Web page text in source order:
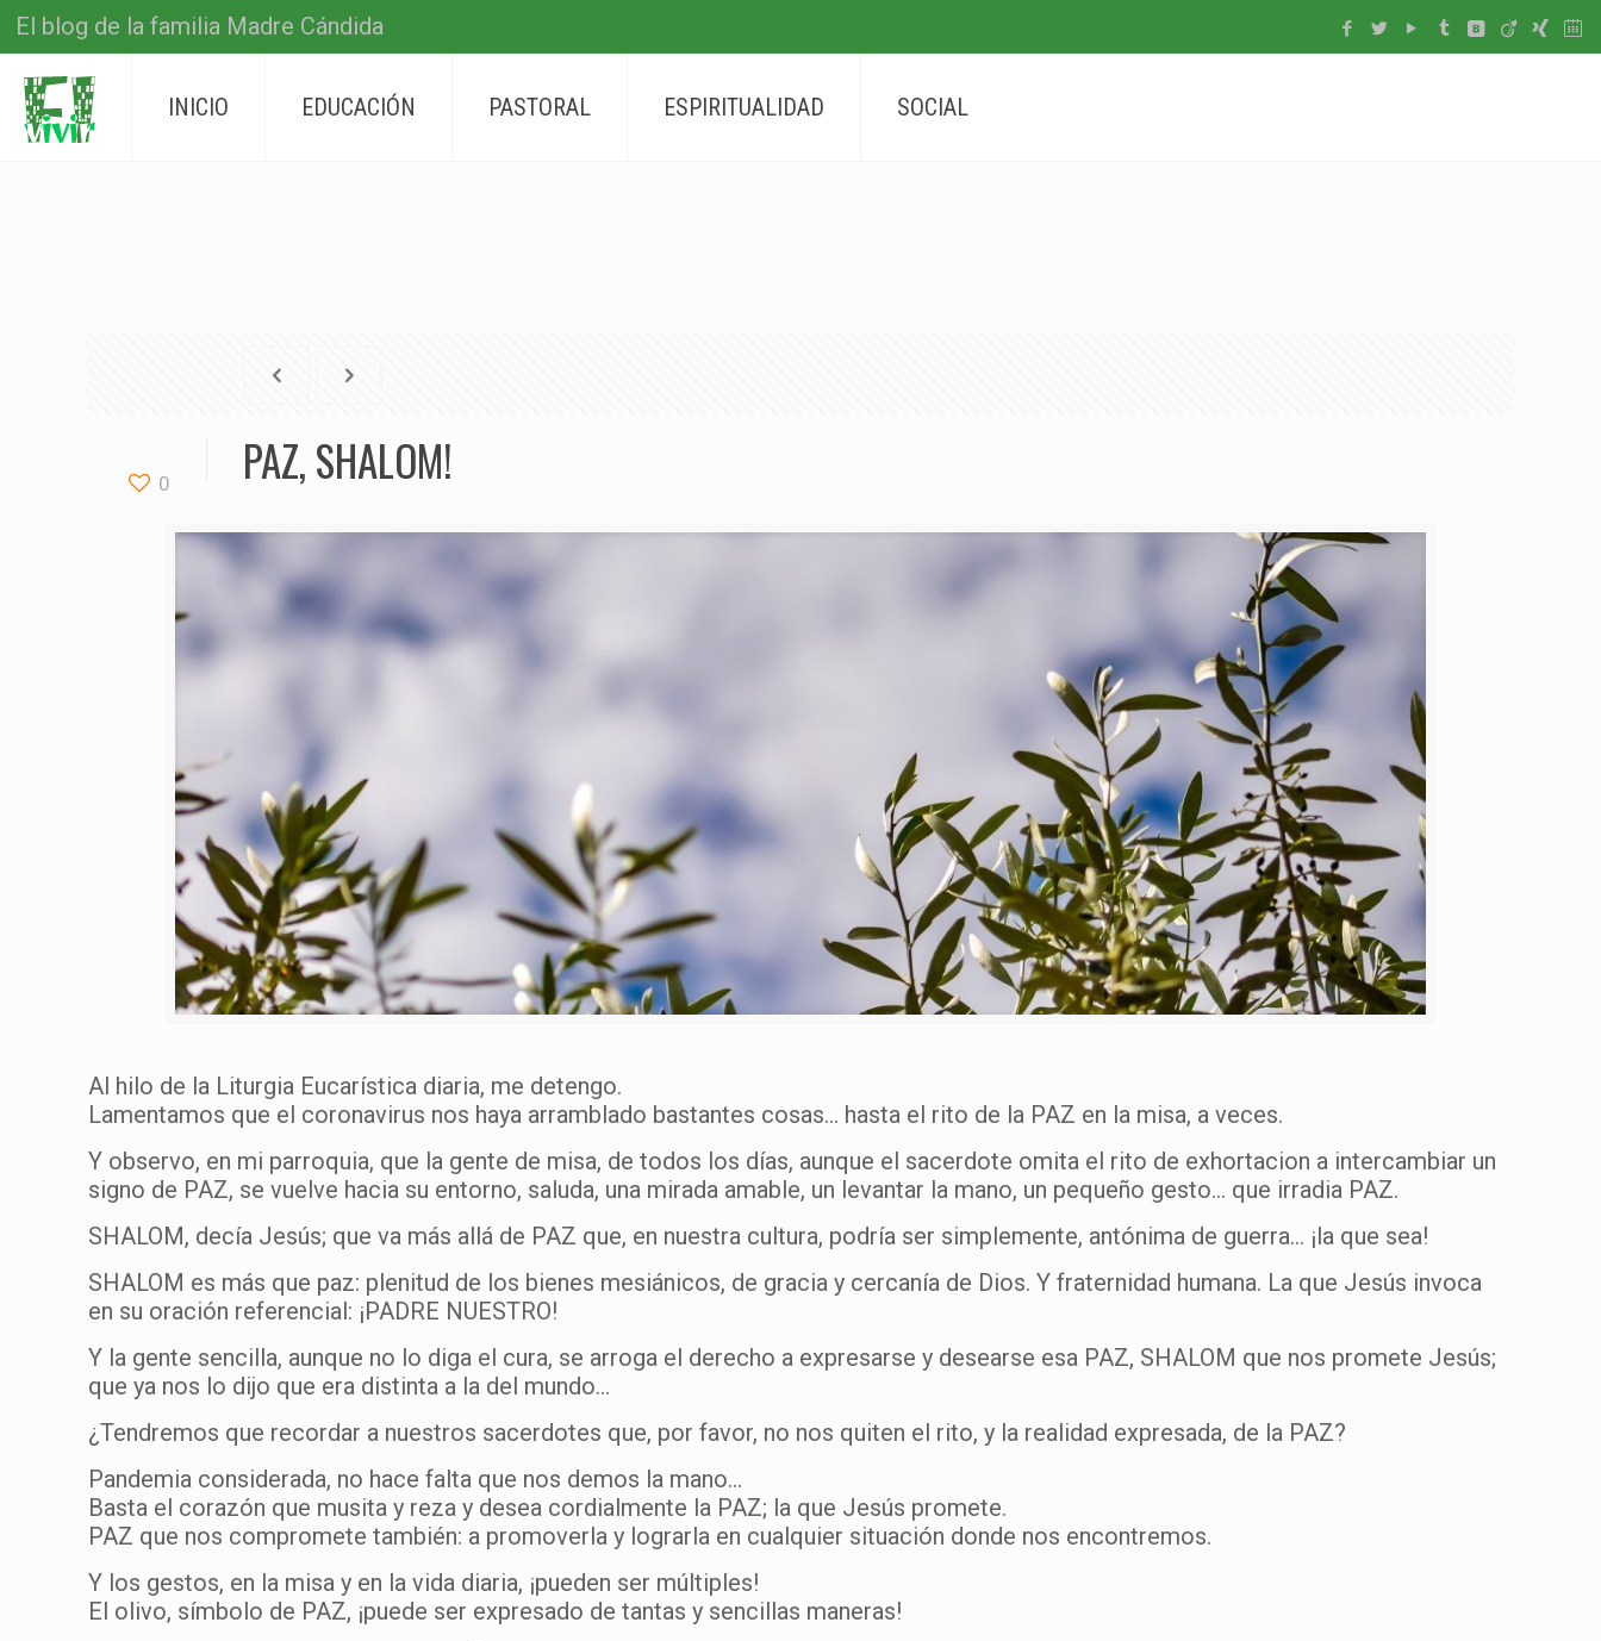
El blog de la familia Madre Cándida
INICIO EDUCACIÓN PASTORAL ESPIRITUALIDAD SOCIAL
0 PAZ, SHALOM!
Al hilo de la Liturgia Eucarística diaria, me detengo.
Lamentamos que el coronavirus nos haya arramblado bastantes cosas… hasta el rito de la PAZ en la misa, a veces.
Y observo, en mi parroquia, que la gente de misa, de todos los días, aunque el sacerdote omita el rito de exhortacion a intercambiar un
signo de PAZ, se vuelve hacia su entorno, saluda, una mirada amable, un levantar la mano, un pequeño gesto… que irradia PAZ.
SHALOM, decía Jesús; que va más allá de PAZ que, en nuestra cultura, podría ser simplemente, antónima de guerra… ¡la que sea!
SHALOM es más que paz: plenitud de los bienes mesiánicos, de gracia y cercanía de Dios. Y fraternidad humana. La que Jesús invoca
en su oración referencial: ¡PADRE NUESTRO!
Y la gente sencilla, aunque no lo diga el cura, se arroga el derecho a expresarse y desearse esa PAZ, SHALOM que nos promete Jesús;
que ya nos lo dijo que era distinta a la del mundo…
¿Tendremos que recordar a nuestros sacerdotes que, por favor, no nos quiten el rito, y la realidad expresada, de la PAZ?
Pandemia considerada, no hace falta que nos demos la mano…
Basta el corazón que musita y reza y desea cordialmente la PAZ; la que Jesús promete.
PAZ que nos compromete también: a promoverla y lograrla en cualquier situación donde nos encontremos.
Y los gestos, en la misa y en la vida diaria, ¡pueden ser múltiples!
El olivo, símbolo de PAZ, ¡puede ser expresado de tantas y sencillas maneras!